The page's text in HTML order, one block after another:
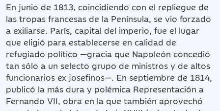
En junio de 1813, coincidiendo con el repliegue de
las tropas francesas de la Península, se vio forzado
a exiliarse. París, capital del imperio, fue el lugar
que eligió para establecerse en calidad de
refugiado político —gracia que Napoleón concedió
tan sólo a un selecto grupo de ministros y de altos
funcionarios ex josefinos—. En septiembre de 1814,
publicó la más dura y polémica Representación a
Fernando VII, obra en la que también aprovechó